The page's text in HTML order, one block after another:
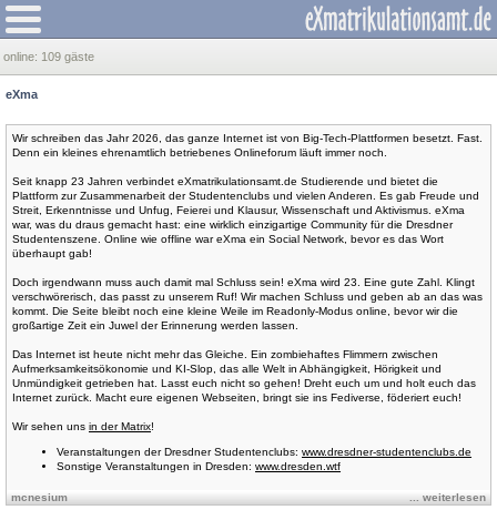
online: 109 gäste
eXma
Wir schreiben das Jahr 2026, das ganze Internet ist von Big-Tech-Plattformen besetzt. Fast.
Denn ein kleines ehrenamtlich betriebenes Onlineforum läuft immer noch.
Seit knapp 23 Jahren verbindet eXmatrikulationsamt.de Studierende und bietet die
Plattform zur Zusammenarbeit der Studentenclubs und vielen Anderen. Es gab Freude und
Streit, Erkenntnisse und Unfug, Feierei und Klausur, Wissenschaft und Aktivismus. eXma
war, was du draus gemacht hast: eine wirklich einzigartige Community für die Dresdner
Studentenszene. Online wie offline war eXma ein Social Network, bevor es das Wort
überhaupt gab!
Doch irgendwann muss auch damit mal Schluss sein! eXma wird 23. Eine gute Zahl. Klingt
verschwörerisch, das passt zu unserem Ruf! Wir machen Schluss und geben ab an das was
kommt. Die Seite bleibt noch eine kleine Weile im Readonly-Modus online, bevor wir die
großartige Zeit ein Juwel der Erinnerung werden lassen.
Das Internet ist heute nicht mehr das Gleiche. Ein zombiehaftes Flimmern zwischen
Aufmerksamkeitsökonomie und KI-Slop, das alle Welt in Abhängigkeit, Hörigkeit und
Unmündigkeit getrieben hat. Lasst euch nicht so gehen! Dreht euch um und holt euch das
Internet zurück. Macht eure eigenen Webseiten, bringt sie ins Fediverse, föderiert euch!
Wir sehen uns in der Matrix!
Veranstaltungen der Dresdner Studentenclubs: www.dresdner-studentenclubs.de
Sonstige Veranstaltungen in Dresden: www.dresden.wtf
mcnesium ... weiterlesen